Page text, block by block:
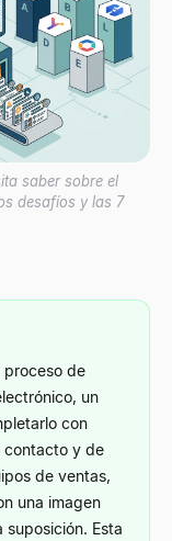
saber sobre el
desafíos y las 7
proceso de
un
con
contacto y de
de ventas,
una imagen
Esta